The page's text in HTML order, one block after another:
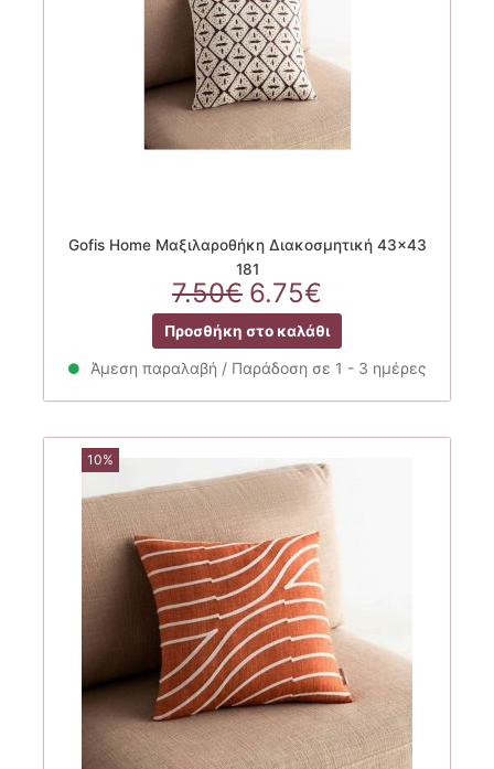
Gofis Home Μαξιλαροθήκη Διακοσμητική 43×43
181
7.50€ Original
price
was:
7.50€.
6.75€
τρέχουσα
τιμή
είναι:
Προσθήκη στο καλάθι
Άμεση παραλαβή / Παράδοση σε 1 - 3 ημέρες
10%